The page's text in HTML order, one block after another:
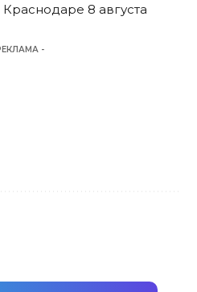
8 августа
-